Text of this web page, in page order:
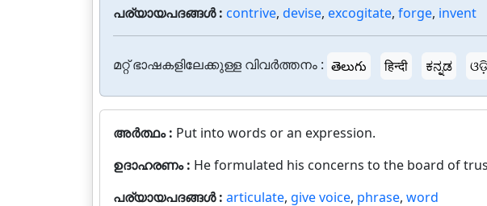
പര്യായപദങ്ങൾ : contrive, devise, excogitate, forge, invent
മറ്റ് ഭാഷകളിലേക്കുള്ള വിവർത്തനം : తెలుగు हिन्दी ಕನ್ನಡ
അർത്ഥം : Put into words or an expression.
ഉദാഹരണം : He formulated his concerns to the board of
പര്യായപദങ്ങൾ : articulate, give voice, phrase, word